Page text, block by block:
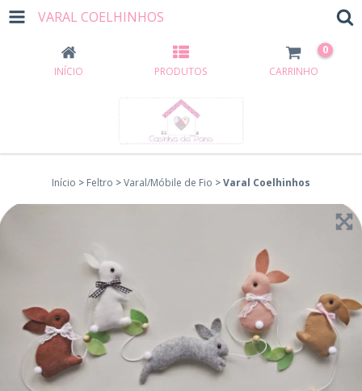
VARAL COELHINHOS
INÍCIO PRODUTOS CARRINHO
0
Início > Feltro >Varal/Móbile de Fio >Varal Coelhinhos